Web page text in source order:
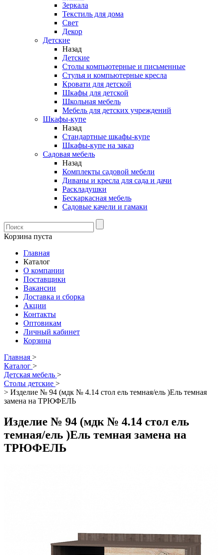
Зеркала
Текстиль для дома
Свет
Декор
Детские
Назад
Детские
Столы компьютерные и письменные
Стулья и компьютерные кресла
Кровати для детской
Шкафы для детской
Школьная мебель
Мебель для детских учреждений
Шкафы-купе
Назад
Стандартные шкафы-купе
Шкафы-купе на заказ
Садовая мебель
Назад
Комплекты садовой мебели
Диваны и кресла для сада и дачи
Раскладушки
Бескаркасная мебель
Садовые качели и гамаки
Корзина пуста
Главная
Каталог
О компании
Поставщики
Вакансии
Доставка и сборка
Акции
Контакты
Оптовикам
Личный кабинет
Корзина
Главная >
Каталог >
Детская мебель >
Столы детские >
> Изделие № 94 (мдк № 4.14 стол ель темная/ель )Ель темная
замена на ТРЮФЕЛЬ
Изделие № 94 (мдк № 4.14 стол ель
темная/ель )Ель темная замена на
ТРЮФЕЛЬ